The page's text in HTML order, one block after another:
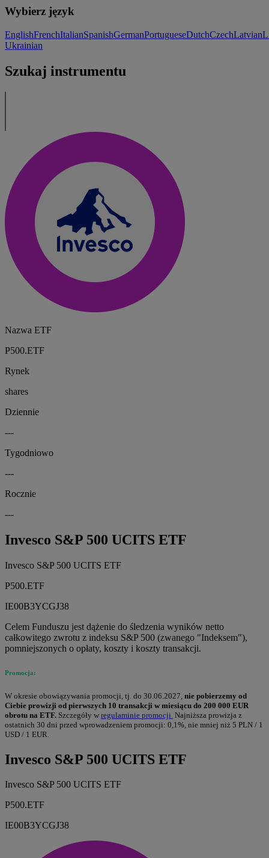
Wybierz język
EnglishFrenchItalianSpanishGermanPortugueseDutchCzechLatvian
Ukrainian
Szukaj instrumentu
Nazwa ETF
P500.ETF
Rynek
shares
Dziennie
---
Tygodniowo
---
Rocznie
---
Invesco S&P 500 UCITS ETF
Invesco S&P 500 UCITS ETF
P500.ETF
IE00B3YCGJ38
Celem Funduszu jest dążenie do śledzenia wyników netto
całkowitego zwrotu z indeksu S&P 500 (zwanego "Indeksem"),
pomniejszonych o opłaty, koszty i koszty transakcji.
Promocja:
W okresie obowiązywania promocji, tj. do 30.06.2027, nie pobierzemy od
Ciebie prowizji od pierwszych 10 transakcji w miesiącu do 200 000 EUR
obrotu na ETF. Szczegóły w regulaminie promocji. Najniższa prowizja z
ostatnich 30 dni przed wprowadzeniem promocji: 0,1%, nie mniej niż 5 PLN / 1
USD / 1 EUR.
Invesco S&P 500 UCITS ETF
Invesco S&P 500 UCITS ETF
P500.ETF
IE00B3YCGJ38